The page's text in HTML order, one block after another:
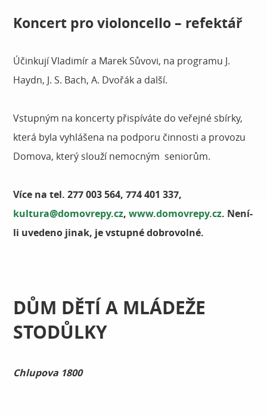
Koncert pro violoncello – refektář
Účinkují Vladimír a Marek Sůvovi, na programu J.
Haydn, J. S. Bach, A. Dvořák a další.
Vstupným na koncerty přispíváte do veřejné sbírky,
která byla vyhlášena na podporu činnosti a provozu
Domova, který slouží nemocným seniorům.
Více na tel. 277 003 564, 774 401 337,
kultura@domovrepy.cz,www.domovrepy.cz. Není-
li uvedeno jinak, je vstupné dobrovolné.
DŮM DĚTÍ A MLÁDEŽE
STODŮLKY
Chlupova 1800